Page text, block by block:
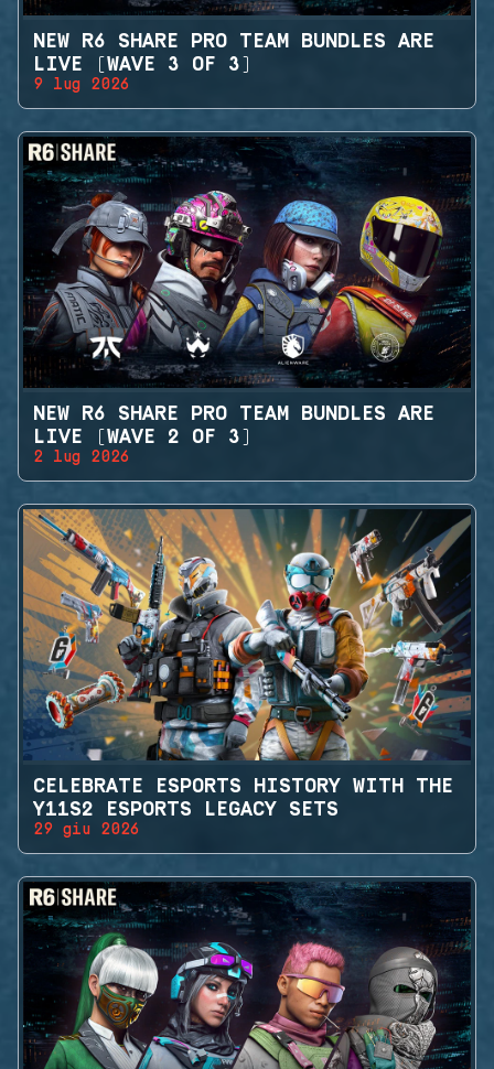
NEW R6 SHARE PRO TEAM BUNDLES ARE
LIVE (WAVE 3 OF 3)
9 lug 2026
NEW R6 SHARE PRO TEAM BUNDLES ARE
LIVE (WAVE 2 OF 3)
2 lug 2026
CELEBRATE ESPORTS HISTORY WITH THE
Y11S2 ESPORTS LEGACY SETS
29 giu 2026